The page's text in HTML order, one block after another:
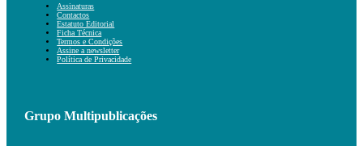
Assinaturas
Contactos
Estatuto Editorial
Ficha Técnica
Termos e Condições
Assine a newsletter
Política de Privacidade
Grupo Multipublicações